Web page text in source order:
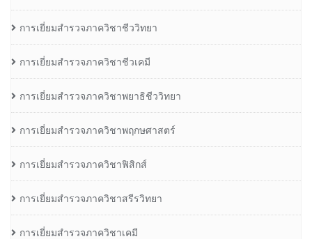
การเยี่ยมสำรวจภาควิชาชีววิทยา
การเยี่ยมสำรวจภาควิชาชีวเคมี
การเยี่ยมสำรวจภาควิชาพยาธิชีววิทยา
การเยี่ยมสำรวจภาควิชาพฤกษศาสตร์
การเยี่ยมสำรวจภาควิชาฟิสิกส์
การเยี่ยมสำรวจภาควิชาสรีรวิทยา
การเยี่ยมสำรวจภาควิชาเคมี